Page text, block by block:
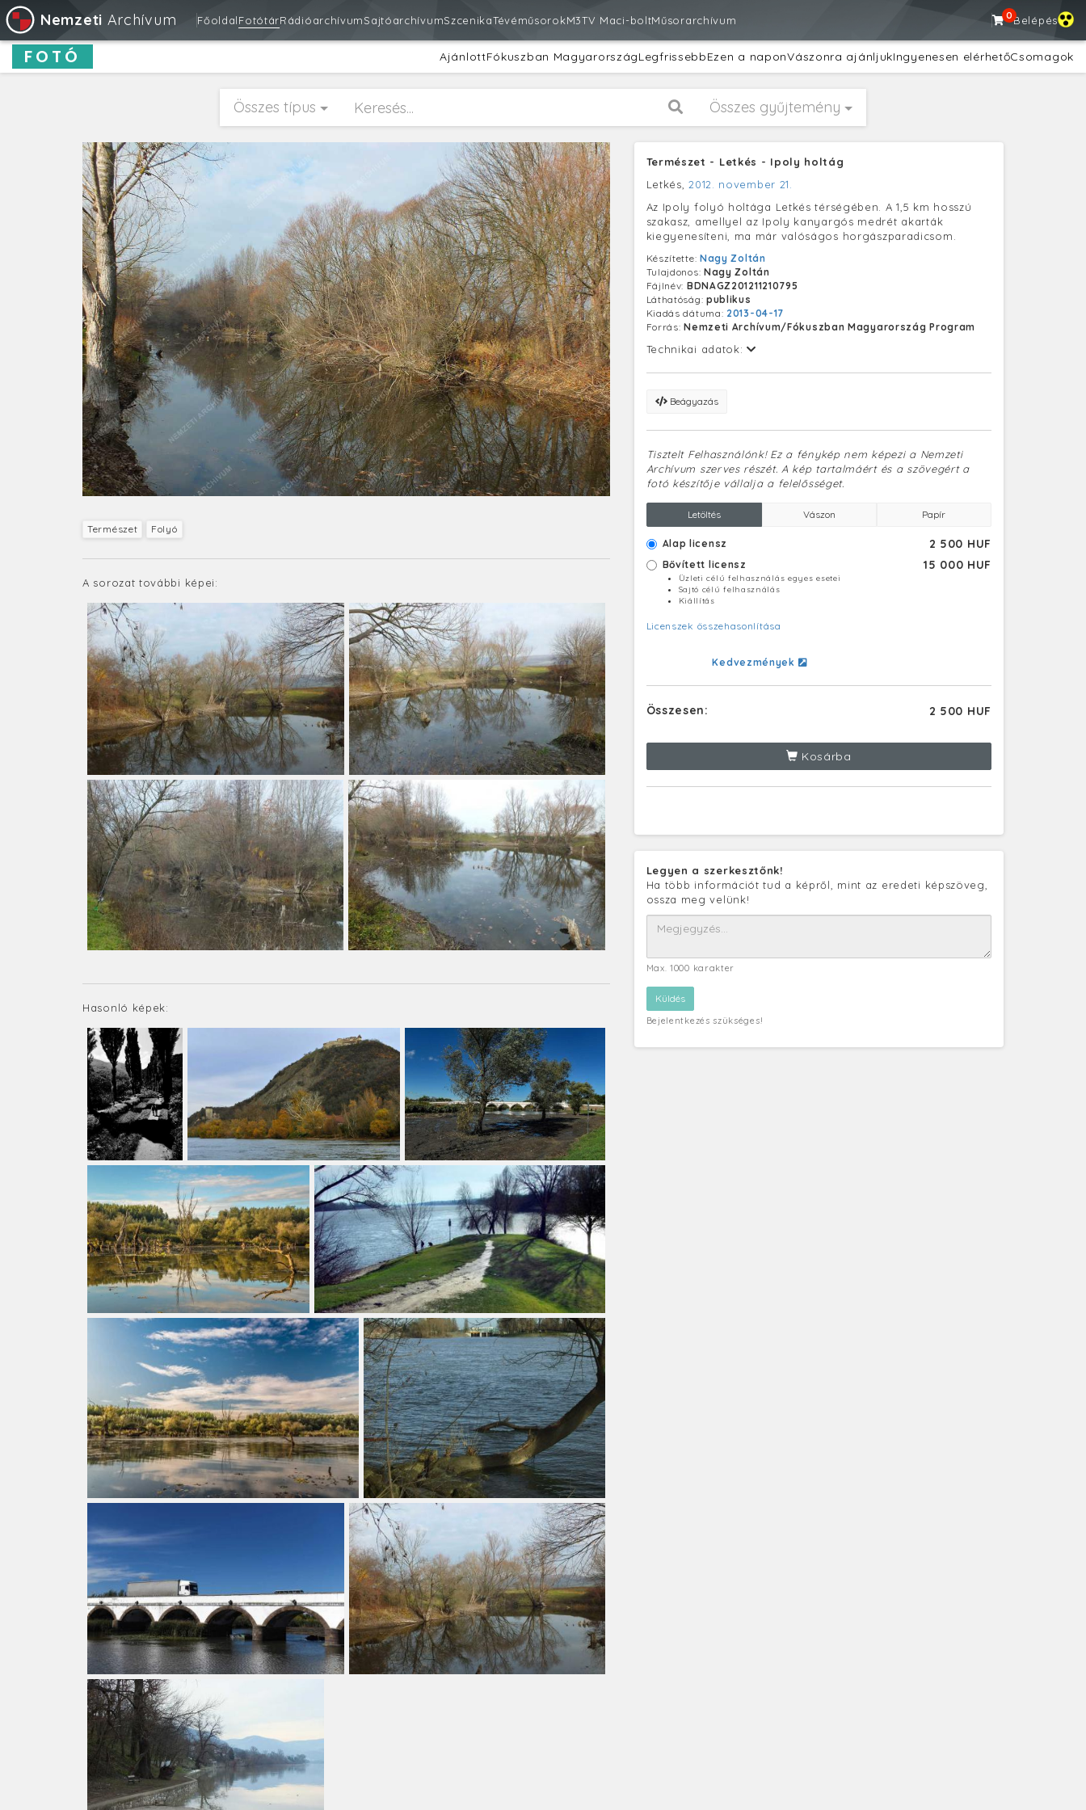
Nemzeti Archívum FőoldalFotótárRádióarchívumSajtóarchívumSzcenikaTévéműsorokM3TV Maci-boltMűsorarchívum 0Belépés
FOTÓ AjánlottFókuszban MagyarországLegfrissebbEzen a naponVászonra ajánljukIngyenesen elérhetőCsomagok
Összes típus Összes gyűjtemény
Természet Folyó
A sorozat további képei:
Hasonló képek:
Természet - Letkés - Ipoly holtág
Letkés,2012. november 21.
Az Ipoly folyó holtága Letkés térségében. A 1,5 km hosszú
szakasz, amellyel az Ipoly kanyargós medrét akarták
kiegyenesíteni, ma már valóságos horgászparadicsom.
Készítette: Nagy Zoltán
Tulajdonos: Nagy Zoltán
Fájlnév: BDNAGZ201211210795
Láthatóság: publikus
Kiadás dátuma: 2013-04-17
Forrás:Nemzeti Archívum/Fókuszban Magyarország Program
Technikai adatok:
Beágyazás
Tisztelt Felhasználónk! Ez a fénykép nem képezi a Nemzeti
Archívum szerves részét. A kép tartalmáért és a szövegért a
fotó készítője vállalja a felelősséget.
Letöltés Vászon Papír
Alap licensz 2 500 HUF
Bővített licensz 15 000 HUF
Üzleti célú felhasználás egyes esetei
Sajtó célú felhasználás
Kiállítás
Licenszek összehasonlítása
Kedvezmények
Összesen: 2 500 HUF
Kosárba
Legyen a szerkesztőnk!
Ha több információt tud a képről, mint az eredeti képszöveg,
ossza meg velünk!
Max. 1000 karakter
Bejelentkezés szükséges!